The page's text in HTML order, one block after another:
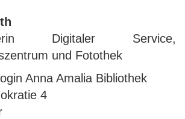
Digitaler Service,
und Fotothek
Anna Amalia Bibliothek
4